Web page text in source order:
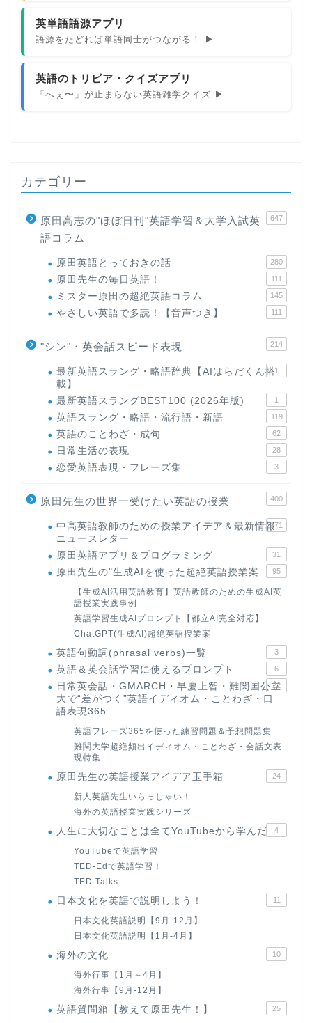
英単語語源アプリ
語源をたどれば単語同士がつながる！ ▶
英語のトリビア・クイズアプリ
「へぇ〜」が止まらない英語雑学クイズ ▶
カテゴリー
原田高志の"ほぼ日刊"英語学習＆大学入試英
語コラム
647
原田英語とっておきの話 280
原田先生の毎日英語！ 111
ミスター原田の超絶英語コラム 145
やさしい英語で多読！【音声つき】 111
"シン"・英会話スピード表現 214
最新英語スラング・略語辞典【AIはらだくん搭
載】
1
最新英語スラングBEST100 (2026年版) 1
英語スラング・略語・流行語・新語 119
英語のことわざ・成句 62
日常生活の表現 28
恋愛英語表現・フレーズ集 3
原田先生の世界一受けたい英語の授業 400
中高英語教師のための授業アイデア＆最新情報
ニュースレター
171
原田英語アプリ＆プログラミング 31
原田先生の"生成AIを使った超絶英語授業案 95
【生成AI活用英語教育】英語教師のための生成AI英
語授業実践事例
英語学習生成AIプロンプト【都立AI完全対応】
ChatGPT(生成AI)超絶英語授業案
英語句動詞(phrasal verbs)一覧 3
英語＆英会話学習に使えるプロンプト 6
日常英会話・GMARCH・早慶上智・難関国公立
大で“差がつく”英語イディオム・ことわざ・口
語表現365
22
英語フレーズ365を使った練習問題＆予想問題集
難関大学超絶頻出イディオム・ことわざ・会話文表
現特集
原田先生の英語授業アイデア玉手箱 24
新人英語先生いらっしゃい！
海外の英語授業実践シリーズ
人生に大切なことは全てYouTubeから学んだ 4
YouTubeで英語学習
TED-Edで英語学習！
TED Talks
日本文化を英語で説明しよう！ 11
日本文化英語説明【9月-12月】
日本文化英語説明【1月-4月】
海外の文化 10
海外行事【1月～4月】
海外行事【9月-12月】
英語質問箱【教えて原田先生！】 25